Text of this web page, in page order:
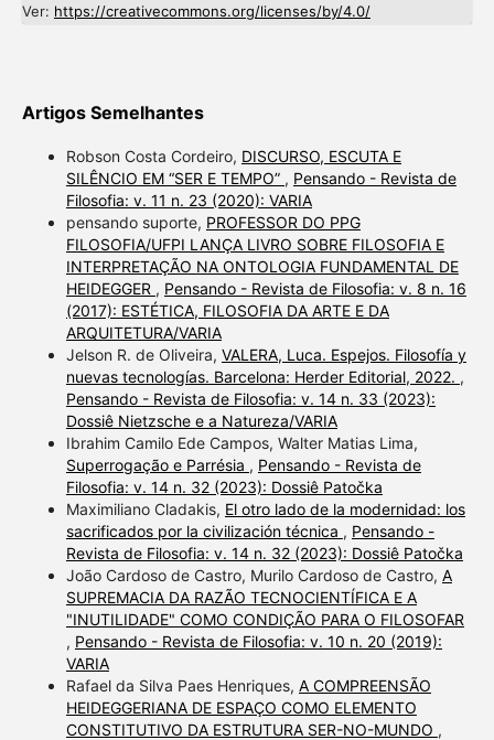
Ver: https://creativecommons.org/licenses/by/4.0/
Artigos Semelhantes
Robson Costa Cordeiro, DISCURSO, ESCUTA E
SILÊNCIO EM “SER E TEMPO” , Pensando - Revista de
Filosofia: v. 11 n. 23 (2020): VARIA
pensando suporte, PROFESSOR DO PPG
FILOSOFIA/UFPI LANÇA LIVRO SOBRE FILOSOFIA E
INTERPRETAÇÃO NA ONTOLOGIA FUNDAMENTAL DE
HEIDEGGER , Pensando - Revista de Filosofia: v. 8 n. 16
(2017): ESTÉTICA, FILOSOFIA DA ARTE E DA
ARQUITETURA/VARIA
Jelson R. de Oliveira, VALERA, Luca. Espejos. Filosofía y
nuevas tecnologías. Barcelona: Herder Editorial, 2022. ,
Pensando - Revista de Filosofia: v. 14 n. 33 (2023):
Dossiê Nietzsche e a Natureza/VARIA
Ibrahim Camilo Ede Campos, Walter Matias Lima,
Superrogação e Parrésia , Pensando - Revista de
Filosofia: v. 14 n. 32 (2023): Dossiê Patočka
Maximiliano Cladakis, El otro lado de la modernidad: los
sacrificados por la civilización técnica , Pensando -
Revista de Filosofia: v. 14 n. 32 (2023): Dossiê Patočka
João Cardoso de Castro, Murilo Cardoso de Castro, A
SUPREMACIA DA RAZÃO TECNOCIENTÍFICA E A
"INUTILIDADE" COMO CONDIÇÃO PARA O FILOSOFAR
, Pensando - Revista de Filosofia: v. 10 n. 20 (2019):
VARIA
Rafael da Silva Paes Henriques, A COMPREENSÃO
HEIDEGGERIANA DE ESPAÇO COMO ELEMENTO
CONSTITUTIVO DA ESTRUTURA SER-NO-MUNDO ,